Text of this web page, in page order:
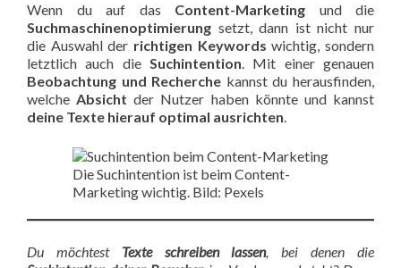
Wenn du auf das Content-Marketing und die
Suchmaschinenoptimierung setzt, dann ist nicht nur
die Auswahl der richtigen Keywords wichtig, sondern
letztlich auch die Suchintention. Mit einer genauen
Beobachtung und Recherche kannst du herausfinden,
welcheAbsichtder Nutzer haben könnte und kannst
deine Texte hierauf optimal ausrichten.
Die Suchintention ist beim Content-
Marketing wichtig. Bild: Pexels
Du möchtest Texte schreiben lassen, bei denen die